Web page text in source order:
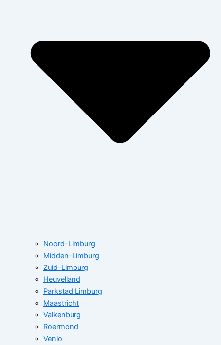
Noord-Limburg
Midden-Limburg
Zuid-Limburg
Heuvelland
Parkstad Limburg
Maastricht
Valkenburg
Roermond
Venlo